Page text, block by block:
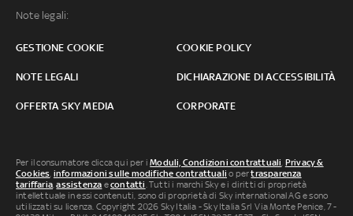
Note legali:
GESTIONE COOKIE COOKIE POLICY
NOTE LEGALI DICHIARAZIONE DI ACCESSIBILITÀ
OFFERTA SKY MEDIA CORPORATE
Per il consumatore clicca qui per iModuli, Condizioni contrattuali, Privacy &
Cookies, informazioni sulle modifiche contrattuali o pertrasparenza
tariffaria,assistenza econtatti. Tutti i marchi Sky e i diritti di proprietà
intellettuale in essi contenuti, sono di proprietà di Sky international AG e sono
utilizzati su licenza. Copyright 2026 Sky Italia - Sky Italia Srl Via Monte Penice, 7 -